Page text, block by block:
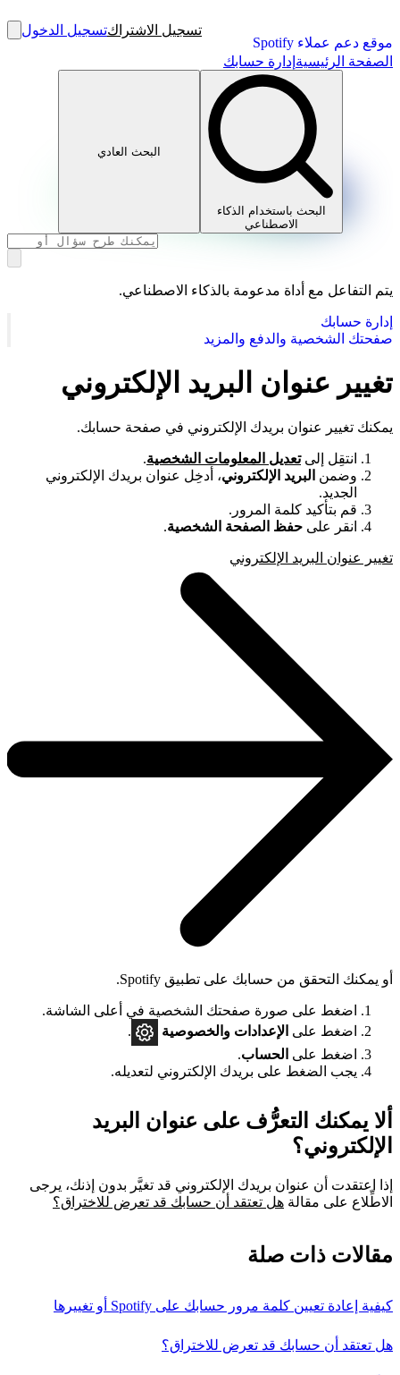
موقع دعم عملاء Spotify
تسجيل الاشتراكتسجيل الدخول
الصفحة الرئيسية إدارة حسابك
البحث باستخدام الذكاء
الاصطناعي
البحث العادي
يتم التفاعل مع أداة مدعومة بالذكاء الاصطناعي.
إدارة حسابك
صفحتك الشخصية والدفع والمزيد
تغيير عنوان البريد الإلكتروني
يمكنك تغيير عنوان بريدك الإلكتروني في صفحة حسابك.
انتقِل إلىتعديل المعلومات الشخصية.
وضمن البريد الإلكتروني، أدخِل عنوان بريدك الإلكتروني
الجديد.
قم بتأكيد كلمة المرور.
انقر على حفظ الصفحة الشخصية.
تغيير عنوان البريد الإلكتروني
أو يمكنك التحقق من حسابك على تطبيق Spotify.
اضغط على صورة صفحتك الشخصية في أعلى الشاشة.
اضغط على الإعدادات والخصوصية
.
اضغط على الحساب.
يجب الضغط على بريدك الإلكتروني لتعديله.
ألا يمكنك التعرُّف على عنوان البريد
الإلكتروني؟
إذا اعتقدت أن عنوان بريدك الإلكتروني قد تغيَّر بدون إذنك، يرجى
الاطِّلاع على مقالة هل تعتقد أن حسابك قد تعرض للاختراق؟
مقالات ذات صلة
كيفية إعادة تعيين كلمة مرور حسابك على Spotify أو تغييرها
هل تعتقد أن حسابك قد تعرض للاختراق؟